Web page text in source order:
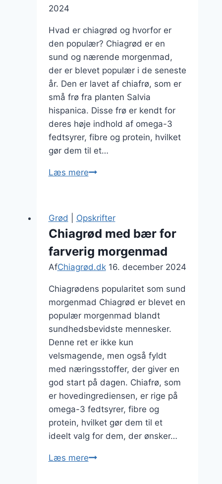
2024
Hvad er chiagrød og hvorfor er
den populær? Chiagrød er en
sund og nærende morgenmad,
der er blevet populær i de seneste
år. Den er lavet af chiafrø, som er
små frø fra planten Salvia
hispanica. Disse frø er kendt for
deres høje indhold af omega-3
fedtsyrer, fibre og protein, hvilket
gør dem til et…
Læs mereChiagrød
fyldig
Grød Opskrifter
Chiagrød med bær for
farverig morgenmad
AfChiagrød.dk 16. december 2024
Chiagrødens popularitet som sund
morgenmad Chiagrød er blevet en
populær morgenmad blandt
sundhedsbevidste mennesker.
Denne ret er ikke kun
velsmagende, men også fyldt
med næringsstoffer, der giver en
god start på dagen. Chiafrø, som
er hovedingrediensen, er rige på
omega-3 fedtsyrer, fibre og
protein, hvilket gør dem til et
ideelt valg for dem, der ønsker…
Læs mereChiagrød